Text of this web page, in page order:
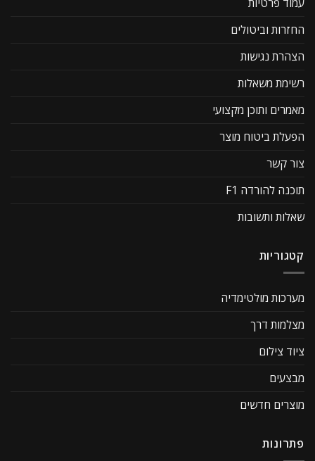
החזרות וביטולים
הצהרת נגישות
רשימת משאלות
מאמרים ותוכן מקצועי
הפעלת ביטוח מוצר
צור קשר
תוכנה להורדה F1
שאלות ותשובות
קטגוריות
מערכות מולטימדיה
מצלמות דרך
ציוד צילום
מבצעים
מוצרים חדשים
פתרונות